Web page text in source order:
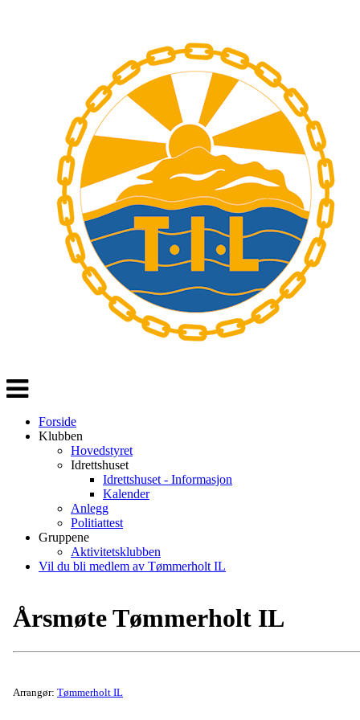
Veksle
navigasjon
Forside
Klubben
Hovedstyret
Idrettshuset
Idrettshuset - Informasjon
Kalender
Anlegg
Politiattest
Gruppene
Aktivitetsklubben
Vil du bli medlem av Tømmerholt IL
Årsmøte Tømmerholt IL
Arrangør: Tømmerholt IL